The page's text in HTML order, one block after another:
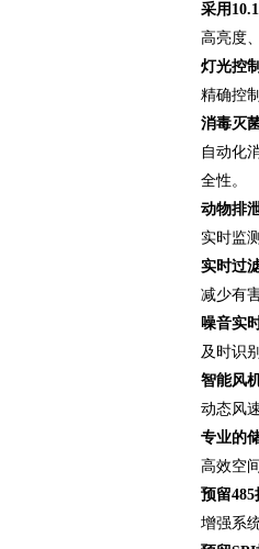
采用
高亮度
灯光控
精确控
消毒灭
自动化
全性。
动物排
实时监
实时过
减少有
噪音实
及时识
智能风
动态风
专业的
高效空
预留485
增强系